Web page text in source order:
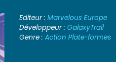
Editeur : Marvelous Europe
Développeur : GalaxyTrail
Genre : Action Plate-formes